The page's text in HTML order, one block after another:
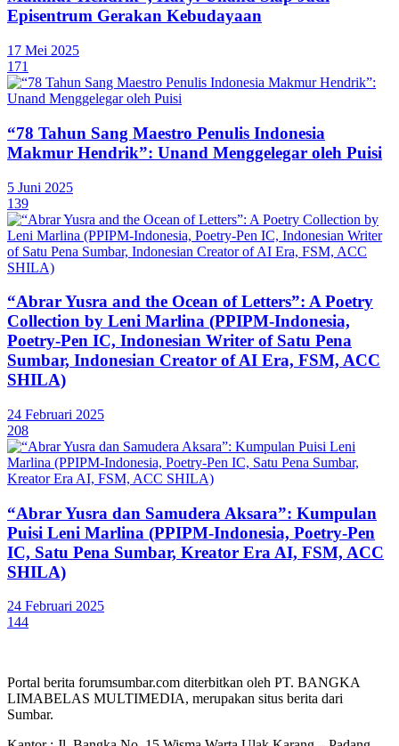
Episentrum Gerakan Kebudayaan
17 Mei 2025
171
“78 Tahun Sang Maestro Penulis Indonesia
Makmur Hendrik”: Unand Menggelegar oleh Puisi
5 Juni 2025
139
“Abrar Yusra and the Ocean of Letters”: A Poetry
Collection by Leni Marlina (PPIPM-Indonesia,
Poetry-Pen IC, Indonesian Writer of Satu Pena
Sumbar, Indonesian Creator of AI Era, FSM, ACC
SHILA)
24 Februari 2025
208
“Abrar Yusra dan Samudera Aksara”: Kumpulan
Puisi Leni Marlina (PPIPM-Indonesia, Poetry-Pen
IC, Satu Pena Sumbar, Kreator Era AI, FSM, ACC
SHILA)
24 Februari 2025
144
Portal berita forumsumbar.com diterbitkan oleh PT. BANGKA
LIMABELAS MULTIMEDIA, merupakan situs berita dari
Sumbar.